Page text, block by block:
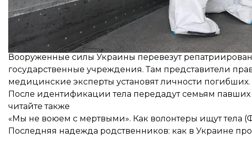
Вооруженные силы Украины перевезут
государственные учреждения. Там представители
медицинские эксперты установят личности погибших.
После идентификации тела передадут семьям
читайте также
«Мы не воюем с мертвыми». Как волонтеры ищут тела
Последняя надежда родственников: как в Украине